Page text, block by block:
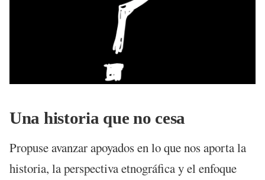
Una historia que no cesa
Propuse avanzar apoyados en lo que nos aporta la
historia, la perspectiva etnográfica y el enfoque